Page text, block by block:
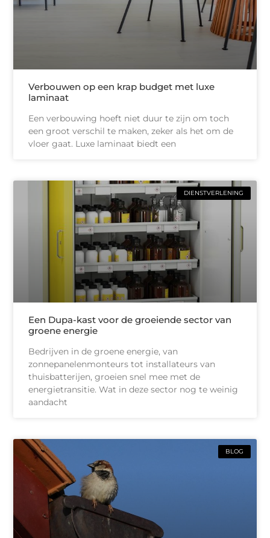
Verbouwen op een krap budget met luxe
laminaat
Een verbouwing hoeft niet duur te zijn om toch
een groot verschil te maken, zeker als het om de
vloer gaat. Luxe laminaat biedt een
DIENSTVERLENING
Een Dupa-kast voor de groeiende sector van
groene energie
Bedrijven in de groene energie, van
zonnepanelenmonteurs tot installateurs van
thuisbatterijen, groeien snel mee met de
energietransitie. Wat in deze sector nog te weinig
aandacht
BLOG